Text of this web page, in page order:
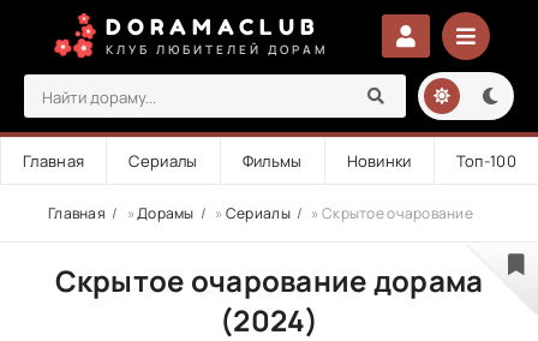
DORAMACLUB
КЛУБ ЛЮБИТЕЛЕЙ ДОРАМ
Главная Сериалы Фильмы Новинки Топ-100
Главная »Дорамы » Сериалы » Скрытое очарование
Скрытое очарование дорама
(2024)